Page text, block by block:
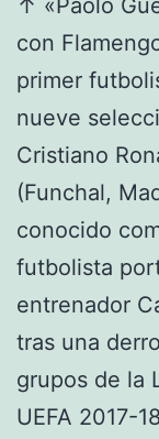
con
primer
nueve
Cristiano
(Funchal,
conocido
futbolista
entrenador
tras una
grupos de la
UEFA 2017-